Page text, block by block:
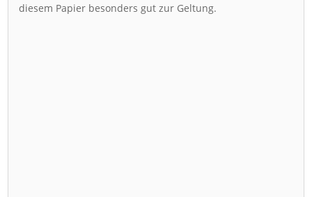
diesem Papier besonders gut zur Geltung.